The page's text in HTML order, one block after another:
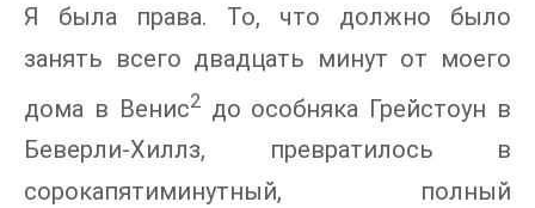
Я была права. То, что должно было
занять всего двадцать минут от моего
дома в Венис2до особняка Грейстоун в
Беверли-Хиллз, превратилось в
сорокапятиминутный, полный